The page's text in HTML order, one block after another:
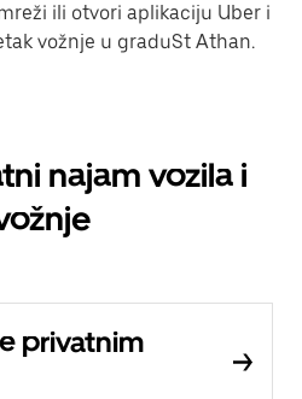
ili otvori aplikaciju Uber i
vožnje u graduSt Athan.
najam vozila i
privatnim